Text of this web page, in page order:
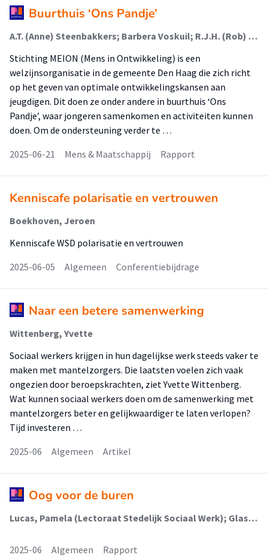
Buurthuis ‘Ons Pandje’
A.T. (Anne) Steenbakkers; Barbera Voskuil; R.J.H. (Rob) Gilsing
Stichting MEION (Mens in Ontwikkeling) is een
welzijnsorganisatie in de gemeente Den Haag die zich richt
op het geven van optimale ontwikkelingskansen aan
jeugdigen. Dit doen ze onder andere in buurthuis ‘Ons
Pandje’, waar jongeren samenkomen en activiteiten kunnen
doen. Om de ondersteuning verder te …
2025-06-21
Mens & Maatschappij Rapport
Kenniscafe polarisatie en vertrouwen
Boekhoven, Jeroen
Kenniscafe WSD polarisatie en vertrouwen
2025-06-05
Algemeen Conferentiebijdrage
Naar een betere samenwerking
Wittenberg, Yvette
Sociaal werkers krijgen in hun dagelijkse werk steeds vaker te
maken met mantelzorgers. Die laatsten voelen zich vaak
ongezien door beroepskrachten, ziet Yvette Wittenberg.
Wat kunnen sociaal werkers doen om de samenwerking met
mantelzorgers beter en gelijkwaardiger te laten verlopen?
Tijd investeren …
2025-06
Algemeen Artikel
Oog voor de buren
Lucas, Pamela (Lectoraat Stedelijk Sociaal Werk); Glas, Ingrid; Rözer, Jesper (Lectoraat Stedelijk Sociaal Werk); Veldboer, Lex (Lectoraat Stedelijk Sociaal Werk)
2025-06 Algemeen Rapport